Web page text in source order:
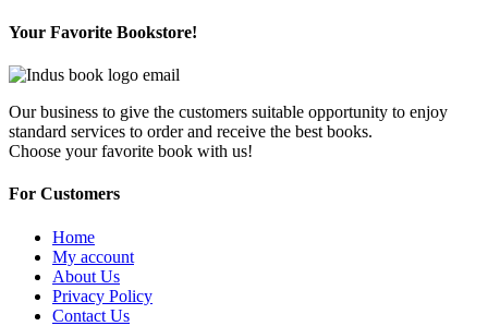
Your Favorite Bookstore!
Our business to give the customers suitable opportunity to enjoy
standard services to order and receive the best books.
Choose your favorite book with us!
For Customers
Home
My account
About Us
Privacy Policy
Contact Us